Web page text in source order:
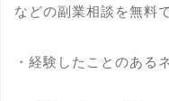
などの副業相談を無料
・経験したことのある